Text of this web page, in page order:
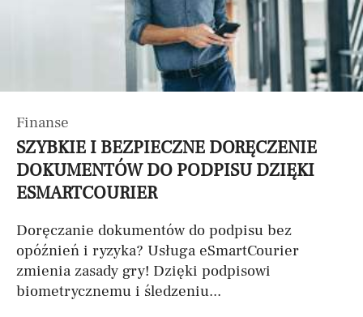
Finanse
SZYBKIE I BEZPIECZNE DORĘCZENIE
DOKUMENTÓW DO PODPISU DZIĘKI
ESMARTCOURIER
Doręczanie dokumentów do podpisu bez
opóźnień i ryzyka? Usługa eSmartCourier
zmienia zasady gry! Dzięki podpisowi
biometrycznemu i śledzeniu...